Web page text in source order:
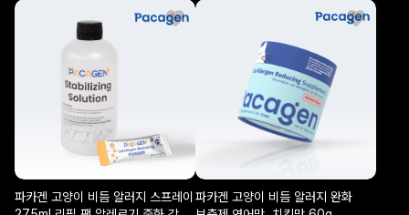
파카겐 고양이 비듬 알러지 스프레이 파카겐 고양이 비듬 알러지 완화